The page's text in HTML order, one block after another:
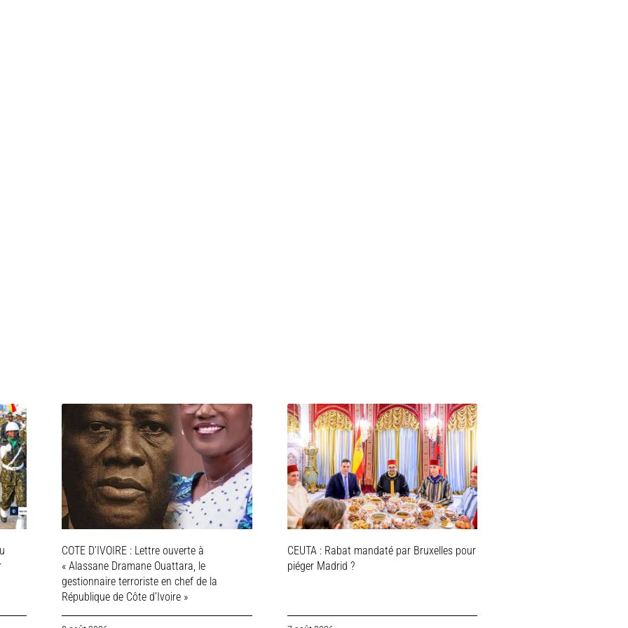
COTE D’IVOIRE : Lettre ouverte à
« Alassane Dramane Ouattara, le
gestionnaire terroriste en chef de la
République de Côte d’Ivoire »
CEUTA : Rabat mandaté par Bruxelles pour
piéger Madrid ?